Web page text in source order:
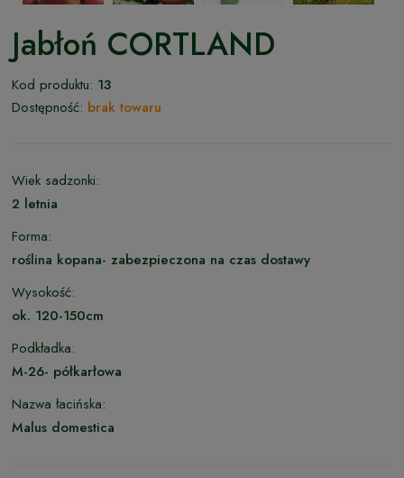
Jabłoń CORTLAND
Kod produktu: 13
Dostępność: brak towaru
Wiek sadzonki:
2 letnia
Forma:
roślina kopana- zabezpieczona na czas dostawy
Wysokość:
ok. 120-150cm
Podkładka:
M-26- półkarłowa
Nazwa łacińska:
Malus domestica